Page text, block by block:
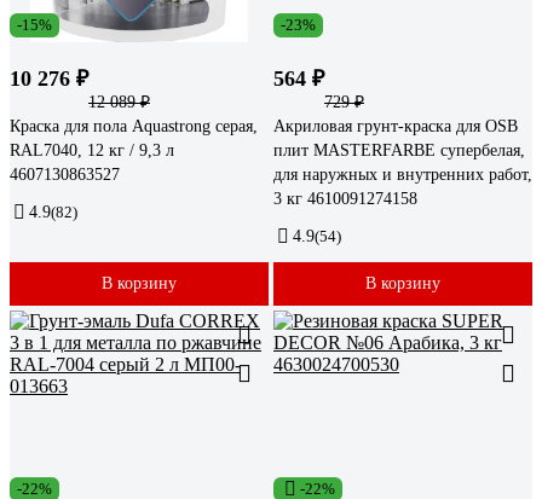
-15%
10 276 ₽
12 089 ₽
Краска для пола Aquastrong серая,
RAL7040, 12 кг / 9,3 л
4607130863527
4.9(82)
В корзину
-23%
564 ₽
729 ₽
Акриловая грунт-краска для OSB
плит MASTERFARBE супербелая,
для наружных и внутренних работ,
3 кг 4610091274158
4.9(54)
В корзину
-22% -22%